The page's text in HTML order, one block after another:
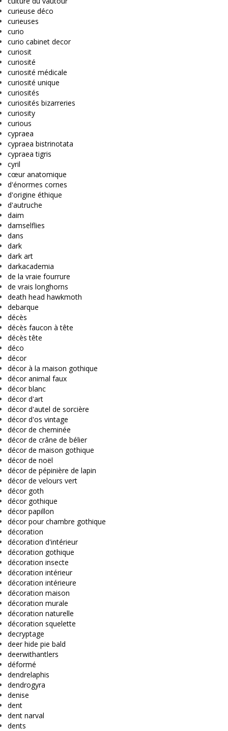
curieuse déco
curieuses
curio
curio cabinet decor
curiosit
curiosité
curiosité médicale
curiosité unique
curiosités
curiosités bizarreries
curiosity
curious
cypraea
cypraea bistrinotata
cypraea tigris
cyril
cœur anatomique
d'énormes cornes
d'origine éthique
d'autruche
daim
damselflies
dans
dark
dark art
darkacademia
de la vraie fourrure
de vrais longhorns
death head hawkmoth
debarque
décès
décès faucon à tête
décès tête
déco
décor
décor à la maison gothique
décor animal faux
décor blanc
décor d'art
décor d'autel de sorcière
décor d'os vintage
décor de cheminée
décor de crâne de bélier
décor de maison gothique
décor de noël
décor de pépinière de lapin
décor de velours vert
décor goth
décor gothique
décor papillon
décor pour chambre gothique
décoration
décoration d'intérieur
décoration gothique
décoration insecte
décoration intérieur
décoration intérieure
décoration maison
décoration murale
décoration naturelle
décoration squelette
decryptage
deer hide pie bald
deerwithantlers
déformé
dendrelaphis
dendrogyra
denise
dent
dent narval
dents